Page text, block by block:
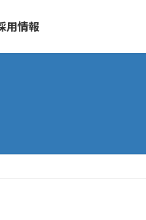
用情報